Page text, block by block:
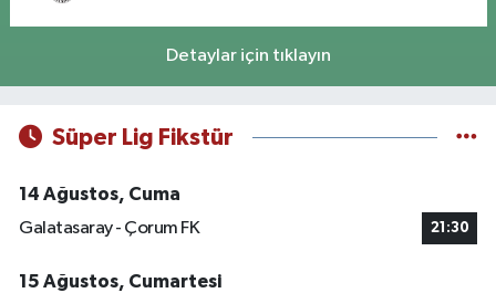
Detaylar için tıklayın
Süper Lig Fikstür
14 Ağustos, Cuma
Galatasaray - Çorum FK
21:30
15 Ağustos, Cumartesi